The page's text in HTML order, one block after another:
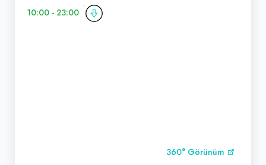
10:00 - 23:00
360° Görünüm